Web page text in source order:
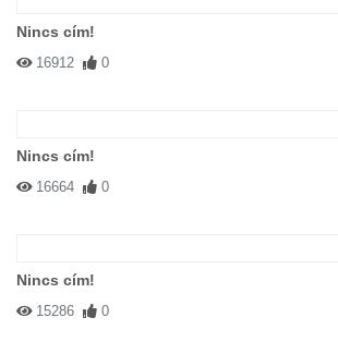
Nincs cím!
16912 0
Nincs cím!
16664 0
Nincs cím!
15286 0